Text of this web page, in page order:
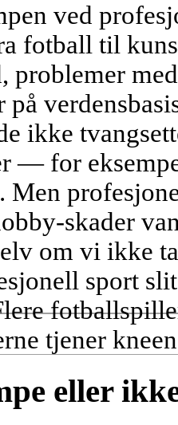
ved
fotball til
problemer
på
ikke
— for
Men
skader
om vi ikke
sport
tjener
eller